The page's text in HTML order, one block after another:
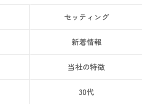
セッティング
新着情報
当社の特徴
30代